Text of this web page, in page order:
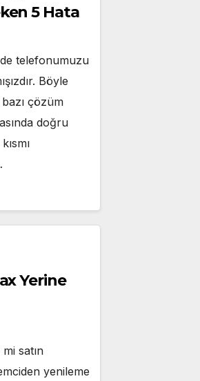
5 Hata
telefonumuzu
Böyle
çözüm
doğru
Yerine
satın
yenileme